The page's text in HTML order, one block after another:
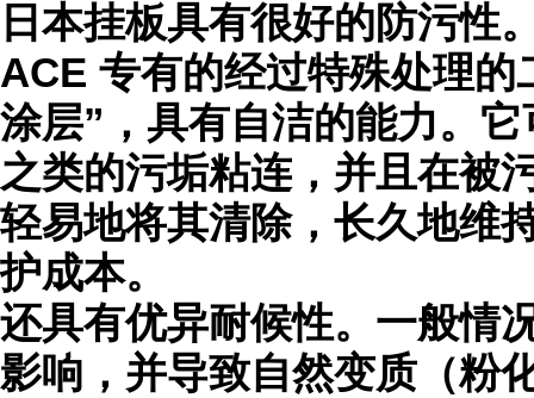
日本挂板具有很好的防污性
ACE 专有的经过特殊处理
涂层”，具有自洁的能力。
之类的污垢粘连，并且在被
轻易地将其清除，长久地维
护成本。
还具有优异耐候性。一般情
影响，并导致自然变质（粉